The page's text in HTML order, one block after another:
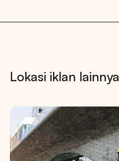
Lokasi iklan lainnya